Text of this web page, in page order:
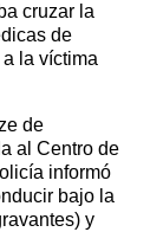
cruzar la
de
la víctima
de
al Centro de
informó
bajo la
y